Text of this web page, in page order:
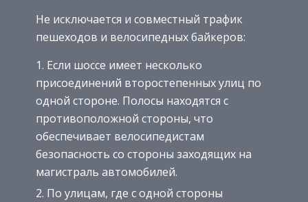
Не исключается и совместный трафик
пешеходов и велосипедных байкеров:
Если шоссе имеет несколько
присоединений второстепенных улиц по
одной стороне. Полосы находятся с
противоположной стороны, что
обеспечивает велосипедистам
безопасность со стороны заходящих на
магистраль автомобилей.
По улицам, где с одной стороны